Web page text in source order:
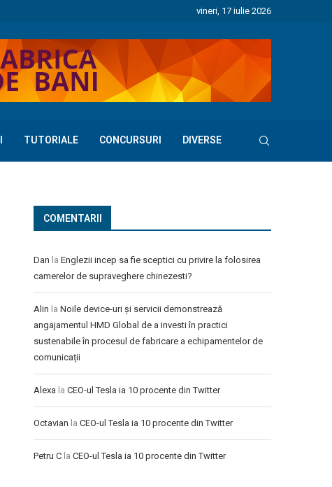
vineri, 17 iulie 2026
TUTORIALE CONCURSURI DIVERSE
COMENTARII
Dan la Englezii incep sa fie sceptici cu privire la folosirea
camerelor de supraveghere chinezesti?
Alin la Noile device-uri și servicii demonstrează
angajamentul HMD Global de a investi în practici
sustenabile în procesul de fabricare a echipamentelor de
comunicații
Alexa la CEO-ul Tesla ia 10 procente din Twitter
Octavian la CEO-ul Tesla ia 10 procente din Twitter
Petru C la CEO-ul Tesla ia 10 procente din Twitter